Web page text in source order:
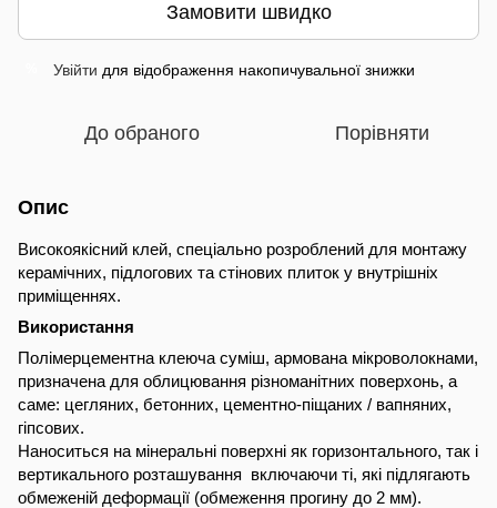
Замовити швидко
Увійти для відображення накопичувальної знижки
До обраного Порівняти
Опис
Високоякісний клей, спеціально розроблений для монтажу
керамічних, підлогових та стінових плиток у внутрішніх
приміщеннях.
Використання
Полімерцементна клеюча суміш, армована мікроволокнами,
призначена для облицювання різноманітних поверхонь, а
саме: цегляних, бетонних, цементно-піщаних / вапняних,
гіпсових.
Наноситься на мінеральні поверхні як горизонтального, так і
вертикального розташування включаючи ті, які підлягають
обмеженій деформації (обмеження прогину до 2 мм).